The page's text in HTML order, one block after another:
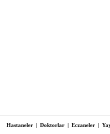
Hastaneler | Doktorlar | Eczaneler |